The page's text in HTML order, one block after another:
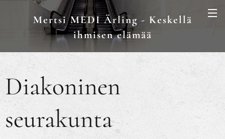
Mertsi MEDI Ärling - Keskellä
ihmisen elämää
Diakoninen
seurakunta